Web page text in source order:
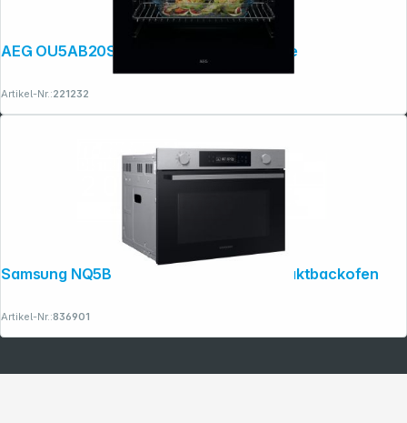
AEG OU5AB20SM Backofen mit Pyrolyse
Artikel-Nr.:221232
Samsung NQ5B4553FBS/U1 45cm Kompaktbackofen
Artikel-Nr.:836901